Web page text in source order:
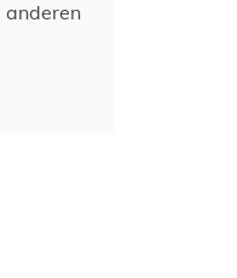
anderen